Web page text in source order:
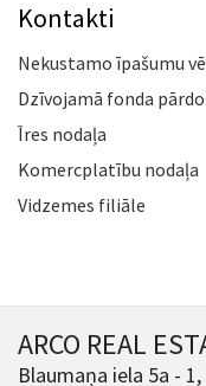
Kontakti
Nekustamo īpašumu
Dzīvojamā fonda
Īres nodaļa
Komercplatību nodaļa
Vidzemes filiāle
ARCO REAL
Blaumaņa iela 5a - 1,